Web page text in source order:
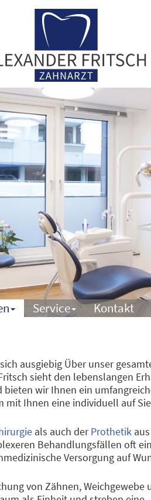
Service Kontakt
ausgiebig Über unser
sieht den lebenslangen
bieten wir Ihnen ein
mit Ihnen eine individuell auf Sie
als auch derProthetik aus
Behandlungsfällen oft
Versorgung auf
von Zähnen, Weichgewebe